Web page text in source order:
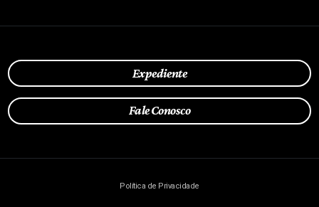
Expediente
Fale Conosco
Política de Privacidade